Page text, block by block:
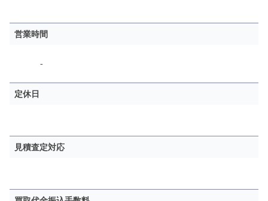
営業時間
-
定休日
見積査定対応